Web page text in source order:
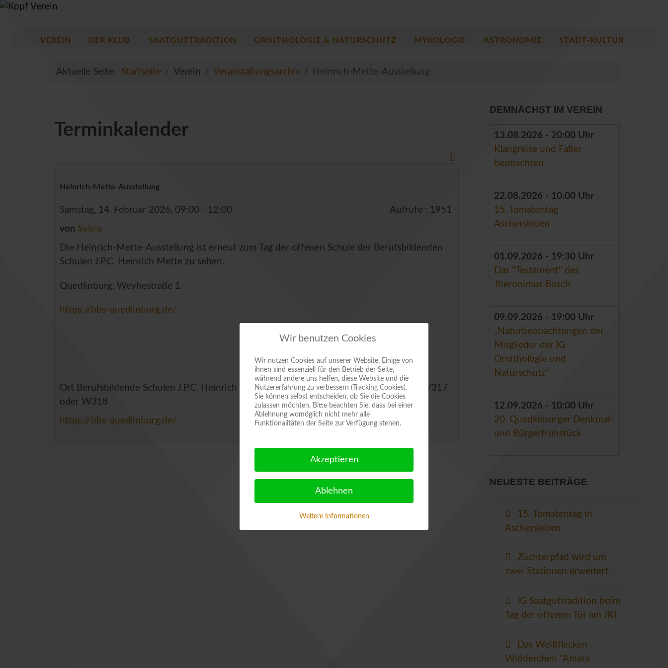
VEREIN DER KLUB SAATGUTTRADITION ORNITHOLOGIE & NATURSCHUTZ MYKOLOGIE ASTRONOMIE STADT-KULTUR
Aktuelle Seite: Startseite Verein Veranstaltungsarchiv Heinrich-Mette-Ausstellung
Terminkalender
Heinrich-Mette-Ausstellung
Samstag, 14. Februar 2026, 09:00 - 12:00 Aufrufe : 1951
von Sylvia
Die Heinrich-Mette-Ausstellung ist erneut zum Tag der offenen Schule der Berufsbildenden
Schulen J.P.C. Heinrich Mette zu sehen.
Quedlinburg, Weyhestraße 1
https://bbs-quedlinburg.de/
Ort Berufsbildende Schulen J.P.C. Heinrich Mette, Quedlinburg, Weyhestraße 1, Raum W317
oder W318
https://bbs-quedlinburg.de/
DEMNÄCHST IM VEREIN
13.08.2026 - 20:00 Uhr
Klangreise und Falter
beobachten
22.08.2026 - 10:00 Uhr
15. Tomatentag
Aschersleben
01.09.2026 - 19:30 Uhr
Das "Testament" des
Jheronimus Bosch
09.09.2026 - 19:00 Uhr
„Naturbeobachtungen der
Mitglieder der IG
Ornithologie und
Naturschutz“
12.09.2026 - 10:00 Uhr
20. Quedlinburger Denkmal-
und Bürgerfrühstück
NEUESTE BEITRÄGE
15. Tomatentag in
Aschersleben
Züchterpfad wird um
zwei Stationen erweitert
IG Saatguttradition beim
Tag der offenen Tür am JKI
Das Weißflecken-
Widderchen "Amata
Wir benutzen Cookies
Wir nutzen Cookies auf unserer Website. Einige von
ihnen sind essenziell für den Betrieb der Seite,
während andere uns helfen, diese Website und die
Nutzererfahrung zu verbessern (Tracking Cookies).
Sie können selbst entscheiden, ob Sie die Cookies
zulassen möchten. Bitte beachten Sie, dass bei einer
Ablehnung womöglich nicht mehr alle
Funktionalitäten der Seite zur Verfügung stehen.
Akzeptieren
Ablehnen
Weitere Informationen